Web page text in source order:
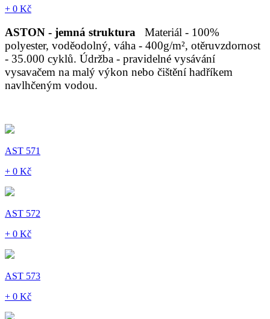
+ 0 Kč
ASTON - jemná struktura
Materiál - 100%
polyester, voděodolný, váha - 400g/m², otěruvzdornost
- 35.000 cyklů. Údržba - pravidelné vysávání
vysavačem na malý výkon nebo čištění hadříkem
navlhčeným vodou.
AST 571
+ 0 Kč
AST 572
+ 0 Kč
AST 573
+ 0 Kč